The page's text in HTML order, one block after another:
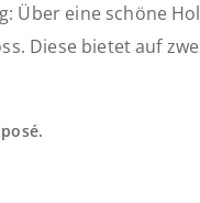
Über eine schöne
Diese bietet auf